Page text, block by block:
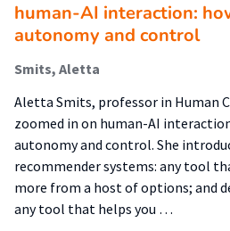
human-AI interaction:
autonomy and control
Smits, Aletta
Aletta Smits, professor in Human
zoomed in on human-AI
autonomy and control. She
recommender systems: any tool
more from a host of options; and
any tool that helps you …